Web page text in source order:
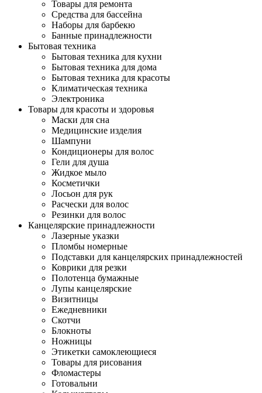
Товары для ремонта
Средства для бассейна
Наборы для барбекю
Банные принадлежности
Бытовая техника
Бытовая техника для кухни
Бытовая техника для дома
Бытовая техника для красоты
Климатическая техника
Электроника
Товары для красоты и здоровья
Маски для сна
Медицинские изделия
Шампуни
Кондиционеры для волос
Гели для душа
Жидкое мыло
Косметички
Лосьон для рук
Расчески для волос
Резинки для волос
Канцелярские принадлежности
Лазерные указки
Пломбы номерные
Подставки для канцелярских принадлежностей
Коврики для резки
Полотенца бумажные
Лупы канцелярские
Визитницы
Ежедневники
Скотчи
Блокноты
Ножницы
Этикетки самоклеющиеся
Товары для рисования
Фломастеры
Готовальни